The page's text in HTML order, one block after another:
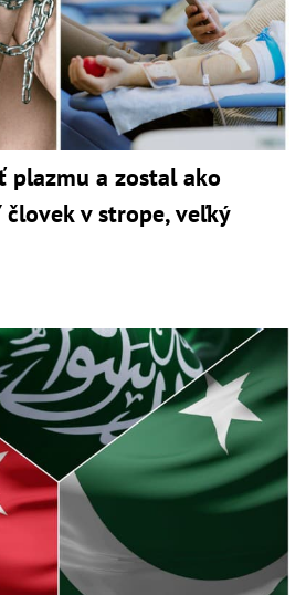
plazmu a zostal ako
človek v strope, veľký